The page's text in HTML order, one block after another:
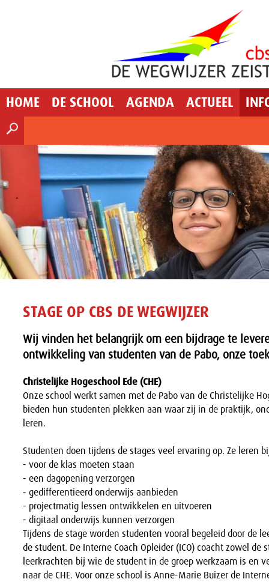
HOME DE SCHOOL AGENDA ACTUEEL
STAGE OP CBS DE WEGWIJZER
Wij vinden het belangrijk om een bijdrage te
ontwikkeling van studenten van de Pabo, onze
Christelijke Hogeschool Ede (CHE)
Onze school werkt samen met de Pabo van de Christelijke
bieden hun studenten plekken aan waar zij in de praktijk,
leren.
Studenten doen tijdens de stages veel ervaring op. Ze leren
- voor de klas moeten staan
- een dagopening verzorgen
- gedifferentieerd onderwijs aanbieden
- projectmatig lessen ontwikkelen en uitvoeren
- digitaal onderwijs kunnen verzorgen
Tijdens de stage worden studenten vooral begeleid door de
de student. De Interne Coach Opleider (ICO) coacht zowel de
leerkrachten bij wie de student in de groep werkzaam is en
naar de CHE. Voor onze school is Anne-Marie Buizer de